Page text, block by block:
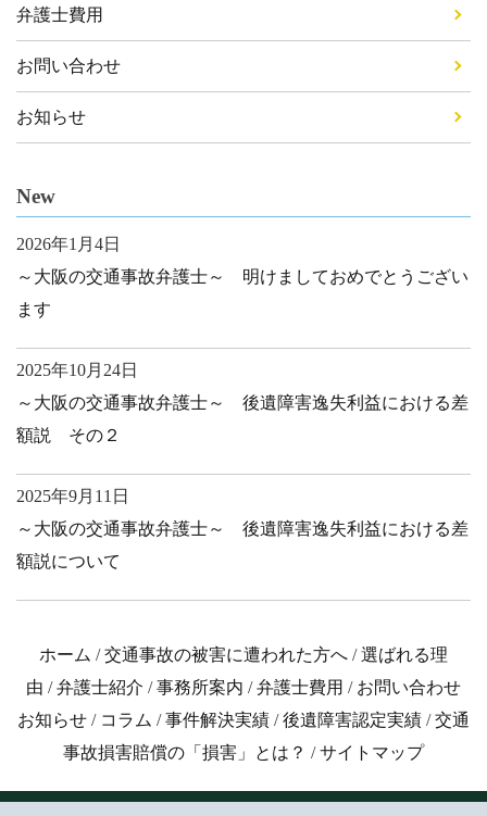
弁護士費用
お問い合わせ
お知らせ
New
2026年1月4日
～大阪の交通事故弁護士～ 明けましておめでとうござい
ます
2025年10月24日
～大阪の交通事故弁護士～ 後遺障害逸失利益における差
額説 その２
2025年9月11日
～大阪の交通事故弁護士～ 後遺障害逸失利益における差
額説について
ホーム /交通事故の被害に遭われた方へ /選ばれる理
由 /弁護士紹介 /事務所案内 /弁護士費用 / お問い合わせ
お知らせ / コラム /事件解決実績 /後遺障害認定実績 /交通
事故損害賠償の「損害」とは？ /サイトマップ